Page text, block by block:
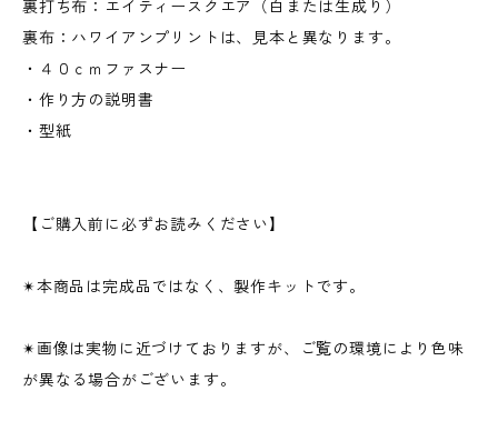
裏打ち布：エイティースクエア（白または生成り）
裏布：ハワイアンプリントは、見本と異なります。
・４０ｃｍファスナー
・作り方の説明書
・型紙
【ご購入前に必ずお読みください】
✴︎本商品は完成品ではなく、製作キットです。
✴︎画像は実物に近づけておりますが、ご覧の環境により色味
が異なる場合がございます。